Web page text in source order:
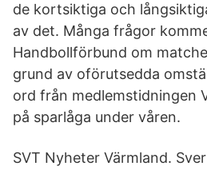
de kortsiktiga och
av det. Många frågor
Handbollförbund om
grund av oförutsedda
ord från medlemstidningen
på sparlåga under våren.
SVT Nyheter Värmland.